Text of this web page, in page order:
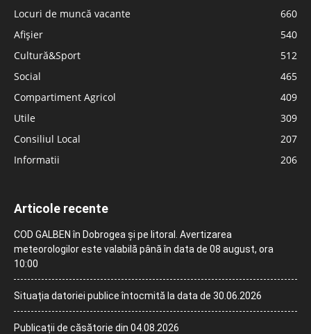
Locuri de muncă vacante
660
Afișier
540
Cultură&Sport
512
Social
465
Compartiment Agricol
409
Utile
309
Consiliul Local
207
Informatii
206
Articole recente
COD GALBEN în Dobrogea și pe litoral. Avertizarea
meteorologilor este valabilă până în data de 08 august, ora
10:00
Situația datoriei publice întocmită la data de 30.06.2026
Publicații de căsătorie din 04.08.2026